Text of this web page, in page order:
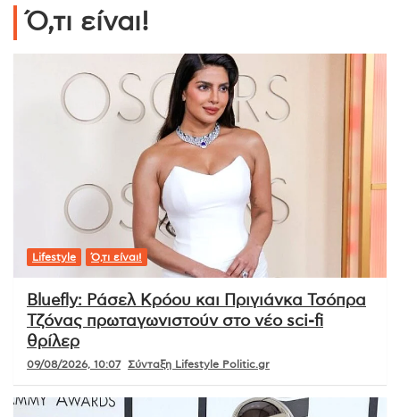
Ό,τι είναι!
Lifestyle Ό,τι είναι!
Bluefly: Ράσελ Κρόου και Πριγιάνκα Τσόπρα
Τζόνας πρωταγωνιστούν στο νέο sci-fi
θρίλερ
09/08/2026, 10:07 Σύνταξη Lifestyle Politic.gr